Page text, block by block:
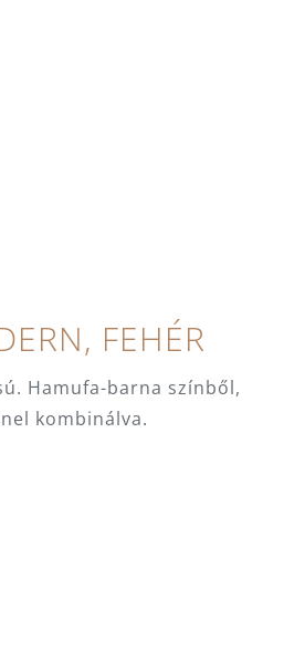
FEHÉR
Hamufa-barna színből,
kombinálva.